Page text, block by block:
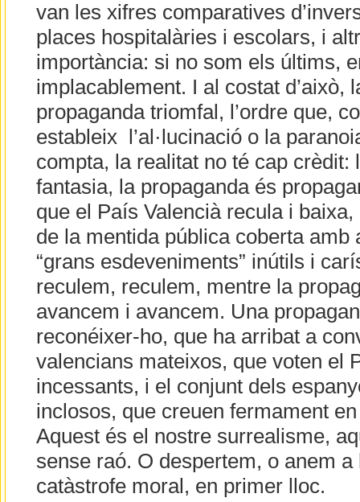
van les xifres comparatives
places hospitalàries i escolars, i
importància: si no som els últims,
implacablement. I al costat d’això,
propaganda triomfal, l’ordre que,
estableix l’al·lucinació o la
compta, la realitat no té cap crèdit:
fantasia, la propaganda és
que el País Valencià recula i
de la mentida pública coberta amb
“grans esdeveniments” inútils i
reculem, reculem, mentre la
avancem i avancem. Una
reconéixer-ho, que ha arribat a
valencians mateixos, que voten el
incessants, i el conjunt dels
inclosos, que creuen fermament
Aquest és el nostre surrealisme,
sense raó. O despertem, o anem a
catàstrofe moral, en primer lloc.